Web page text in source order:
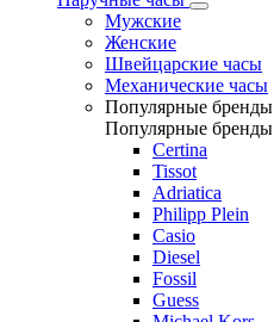
Мужские
Женские
Швейцарские часы
Механические часы
Популярные бренды
Популярные бренды
Certina
Tissot
Adriatica
Philipp Plein
Casio
Diesel
Fossil
Guess